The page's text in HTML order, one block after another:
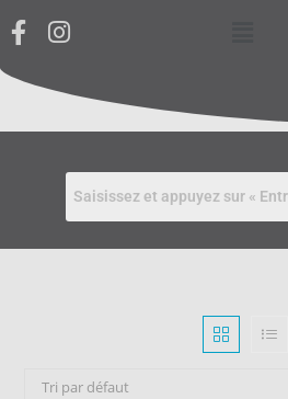
Tri par défaut